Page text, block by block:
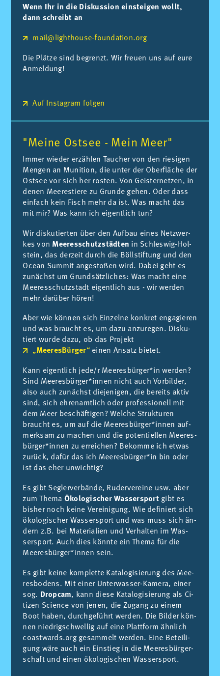
Wenn Ihr in die Diskussion einsteigen wollt,
dann schreibt an
mail@lighthouse-foundation.org
Die Plät­ze sind be­grenzt. Wir freu­en uns auf eure
An­mel­dung!
Auf Instagram folgen
"Meine Ostsee - Mein Meer"
Im­mer wie­der er­zäh­len Tau­cher von den rie­si­gen
Men­gen an Mu­ni­ti­on, die un­ter der Ober­flä­che der
Ost­see vor sich her ros­ten. Von Geis­ter­net­zen, in
de­nen Mee­res­tie­re zu Grun­de ge­hen. Oder dass
ein­fach kein Fisch mehr da ist. Was macht das
mit mir? Was kann ich ei­gent­lich tun?
Wir dis­ku­tier­ten über den Auf­bau ei­nes Netz­wer­
kes von Meeresschutzstädten in Schles­wig-Hol­
stein, das der­zeit durch die Böll­stif­tung und den
Oce­an Sum­mit an­ge­sto­ßen wird. Da­bei geht es
zu­nächst um Grund­sätz­li­ches: Was macht eine
Mee­res­schutz­stadt ei­gent­lich aus - wir wer­den
mehr dar­über hö­ren!
Aber wie kön­nen sich Ein­zel­ne kon­kret en­ga­gie­ren
und was braucht es, um dazu an­zu­re­gen. Dis­ku­
tiert wur­de dazu, ob das Pro­jekt
„MeeresBürger“ei­nen An­satz bie­tet.
Kann ei­gent­lich jede/​r Mee­res­bür­ger*in wer­den?
Sind Mee­res­bür­ger*in­nen nicht auch Vor­bil­der,
also auch zu­nächst die­je­ni­gen, die be­reits ak­tiv
sind, sich eh­ren­amt­lich oder pro­fes­sio­nell mit
dem Meer be­schäf­ti­gen? Wel­che Struk­tu­ren
braucht es, um auf die Mee­res­bür­ger*in­nen auf­
merk­sam zu ma­chen und die po­ten­ti­el­len Mee­res­
bür­ger*in­nen zu er­rei­chen? Be­kom­me ich et­was
zu­rück, da­für das ich Mee­res­bür­ger*in bin oder
ist das eher un­wich­tig?
Es gibt Seg­ler­ver­bän­de, Ru­der­ver­ei­ne usw. aber
zum The­ma Ökologischer Wassersportgibt es
bis­her noch kei­ne Ver­ei­ni­gung. Wie de­fi­niert sich
öko­lo­gi­scher Was­ser­sport und was muss sich än­
dern z.B. bei Ma­te­ria­li­en und Ver­hal­ten im Was­
ser­sport. Auch dies könn­te ein The­ma für die
Mee­res­bür­ger*in­nen sein.
Es gibt kei­ne kom­plet­te Ka­ta­lo­gi­sie­rung des Mee­
res­bo­dens. Mit ei­ner Un­ter­was­ser-Ka­me­ra, ei­ner
sog. Dropcam, kann die­se Ka­ta­lo­gi­sie­rung als Ci­
ti­zen Sci­ence von je­nen, die Zu­gang zu ei­nem
Boot ha­ben, durch­ge­führt wer­den. Die Bil­der kön­
nen nied­rig­schwel­lig auf eine Platt­form ähn­lich
co­ast­wards.org ge­sam­melt wer­den. Eine Be­tei­li­
gung wäre auch ein Ein­stieg in die Mee­res­bür­ger­
schaft und ei­nen öko­lo­gi­schen Was­ser­sport.